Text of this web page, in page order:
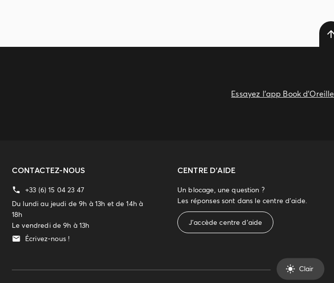
Essayez l'app Book d'Oreille
CONTACTEZ-NOUS
+33 (6) 15 04 23 47
Du lundi au jeudi de 9h à 13h et de 14h à
18h
Le vendredi de 9h à 13h
Écrivez-nous !
CENTRE D'AIDE
Un blocage, une question ?
Les réponses sont dans le centre d'aide.
J'accède centre d'aide
Clair